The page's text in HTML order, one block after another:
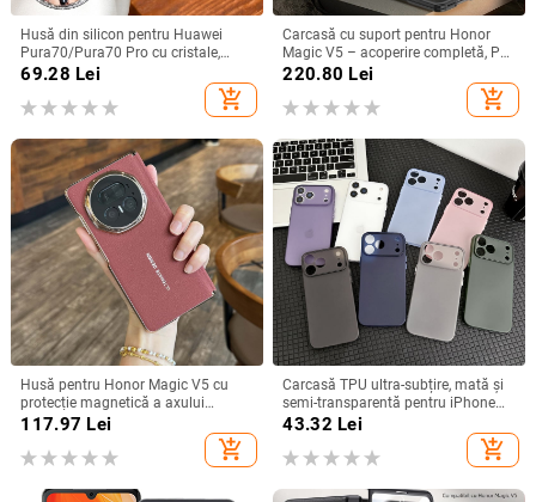
Husă din silicon pentru Huawei
Pura70/Pura70 Pro cu cristale,
transparentă, estetică, suport
încorporat și disipare a căldurii
69.28 Lei
add_shopping_cart
Carcasă cu suport pentru Honor
Magic V5 – acoperire completă, PC
mat, anti-cădere, anti-amprente
220.80 Lei
add_shopping_cart
Husă pentru Honor Magic V5 cu
protecție magnetică a axului
central, acoperire completă a
electroplacare, protecție anti-cădere
117.97 Lei
add_shopping_cart
Carcasă TPU ultra-subțire, mată și
semi-transparentă pentru iPhone
11/12/14/15/16/17 Pro Max,
protecție împotriva căderilor, anti-
amprente
43.32 Lei
add_shopping_cart